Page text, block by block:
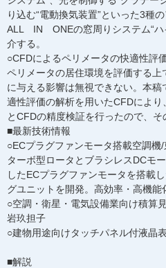
り込む“電動換気装置”といった3種
ALL IN ONEの窓周りシステム“ハ
介する。
○CFDによるペリメータの快適性評
ペリメータの居住環境を評価する
に与える影響は無視できない。本
適性評価の解析を用いたCFDによ
とCFDの精度検証を行ったので、そ
■最新技術情報
○ECプラグファンモータ搭載空調機
ターボ型ロータとブラシレスDCモ
したECプラグファンモータを搭載
グユニットを開発。高効率・高機能
○空調・衛星・電気設備業向け積算
岩玖担子
○建物用途向けタッチパネル付液晶
■解説